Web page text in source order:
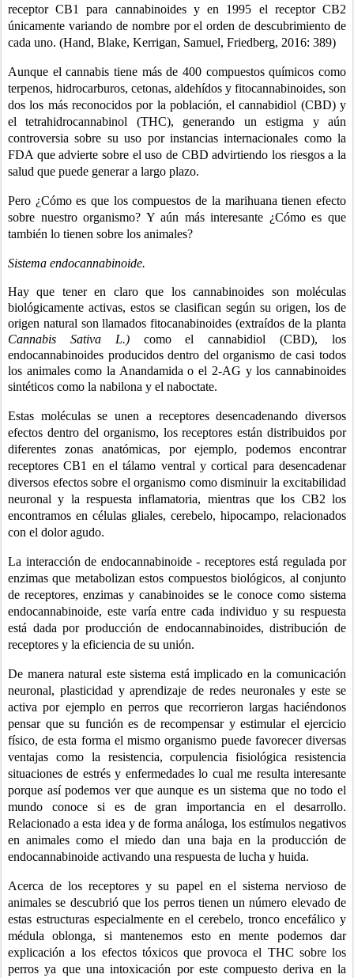
receptor CB1 para cannabinoides y en 1995 el receptor CB2
únicamente variando de nombre por el orden de descubrimiento de
cada uno. (Hand, Blake, Kerrigan, Samuel, Friedberg, 2016: 389)
Aunque el cannabis tiene más de 400 compuestos químicos como
terpenos, hidrocarburos, cetonas, aldehídos y fitocannabinoides, son
dos los más reconocidos por la población, el cannabidiol (CBD) y
el tetrahidrocannabinol (THC), generando un estigma y aún
controversia sobre su uso por instancias internacionales como la
FDA que advierte sobre el uso de CBD advirtiendo los riesgos a la
salud que puede generar a largo plazo.
Pero ¿Cómo es que los compuestos de la marihuana tienen efecto
sobre nuestro organismo? Y aún más interesante ¿Cómo es que
también lo tienen sobre los animales?
Sistema endocannabinoide.
Hay que tener en claro que los cannabinoides son moléculas
biológicamente activas, estos se clasifican según su origen, los de
Cannabis Sativa L.) como el cannabidiol (CBD), los
endocannabinoides producidos dentro del organismo de casi todos
los animales como la Anandamida o el 2-AG y los cannabinoides
sintéticos como la nabilona y el naboctate.
Estas moléculas se unen a receptores desencadenando diversos
efectos dentro del organismo, los receptores están distribuidos por
diferentes zonas anatómicas, por ejemplo, podemos encontrar
receptores CB1 en el tálamo ventral y cortical para desencadenar
diversos efectos sobre el organismo como disminuir la excitabilidad
neuronal y la respuesta inflamatoria, mientras que los CB2 los
encontramos en células gliales, cerebelo, hipocampo, relacionados
con el dolor agudo.
La interacción de endocannabinoide - receptores está regulada por
enzimas que metabolizan estos compuestos biológicos, al conjunto
de receptores, enzimas y canabinoides se le conoce como sistema
endocannabinoide, este varía entre cada individuo y su respuesta
está dada por producción de endocannabinoides, distribución de
receptores y la eficiencia de su unión.
De manera natural este sistema está implicado en la comunicación
neuronal, plasticidad y aprendizaje de redes neuronales y este se
activa por ejemplo en perros que recorrieron largas haciéndonos
pensar que su función es de recompensar y estimular el ejercicio
físico, de esta forma el mismo organismo puede favorecer diversas
ventajas como la resistencia, corpulencia fisiológica resistencia
situaciones de estrés y enfermedades lo cual me resulta interesante
porque así podemos ver que aunque es un sistema que no todo el
mundo conoce si es de gran importancia en el desarrollo.
Relacionado a esta idea y de forma análoga, los estímulos negativos
en animales como el miedo dan una baja en la producción de
endocannabinoide activando una respuesta de lucha y huida.
Acerca de los receptores y su papel en el sistema nervioso de
animales se descubrió que los perros tienen un número elevado de
estas estructuras especialmente en el cerebelo, tronco encefálico y
médula oblonga, si mantenemos esto en mente podemos dar
explicación a los efectos tóxicos que provoca el THC sobre los
perros ya que una intoxicación por este compuesto deriva en la